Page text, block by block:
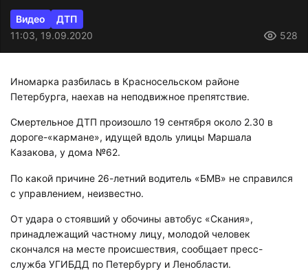
Видео
ДТП
11:03, 19.09.2020
528
Иномарка разбилась в Красносельском районе
Петербурга, наехав на неподвижное препятствие.
Смертельное ДТП произошло 19 сентября около 2.30 в
дороге-«кармане», идущей вдоль улицы Маршала
Казакова, у дома №62.
По какой причине 26-летний водитель «БМВ» не справился
с управлением, неизвестно.
От удара о стоявший у обочины автобус «Скания»,
принадлежащий частному лицу, молодой человек
скончался на месте происшествия, сообщает пресс-
служба УГИБДД по Петербургу и Ленобласти.